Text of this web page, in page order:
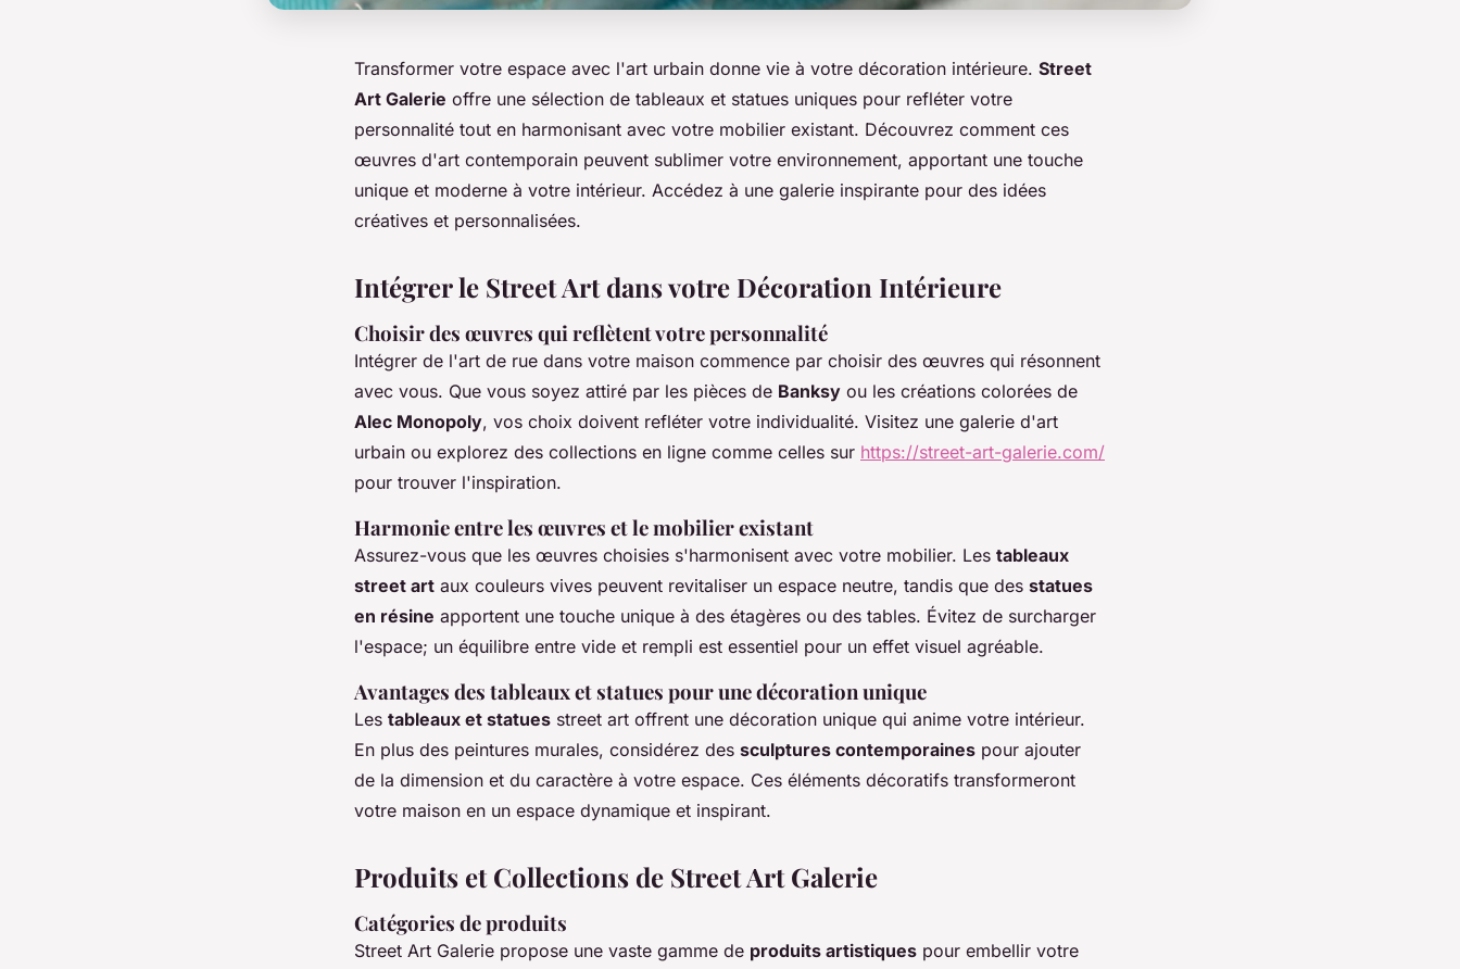
Transformer votre espace avec l'art urbain donne vie à votre décoration intérieure. Street
Art Galerie offre une sélection de tableaux et statues uniques pour refléter votre
personnalité tout en harmonisant avec votre mobilier existant. Découvrez comment ces
œuvres d'art contemporain peuvent sublimer votre environnement, apportant une touche
unique et moderne à votre intérieur. Accédez à une galerie inspirante pour des idées
créatives et personnalisées.
Intégrer le Street Art dans votre Décoration Intérieure
Choisir des œuvres qui reflètent votre personnalité
Intégrer de l'art de rue dans votre maison commence par choisir des œuvres qui résonnent
avec vous. Que vous soyez attiré par les pièces de Banksy ou les créations colorées de
Alec Monopoly, vos choix doivent refléter votre individualité. Visitez une galerie d'art
urbain ou explorez des collections en ligne comme celles sur https://street-art-galerie.com/
pour trouver l'inspiration.
Harmonie entre les œuvres et le mobilier existant
Assurez-vous que les œuvres choisies s'harmonisent avec votre mobilier. Les tableaux
street art aux couleurs vives peuvent revitaliser un espace neutre, tandis que des statues
en résine apportent une touche unique à des étagères ou des tables. Évitez de surcharger
l'espace; un équilibre entre vide et rempli est essentiel pour un effet visuel agréable.
Avantages des tableaux et statues pour une décoration unique
Les tableaux et statues street art offrent une décoration unique qui anime votre intérieur.
En plus des peintures murales, considérez des sculptures contemporaines pour ajouter
de la dimension et du caractère à votre espace. Ces éléments décoratifs transformeront
votre maison en un espace dynamique et inspirant.
Produits et Collections de Street Art Galerie
Catégories de produits
Street Art Galerie propose une vaste gamme de produits artistiques pour embellir votre